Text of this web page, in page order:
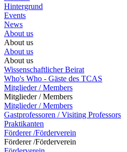
Hintergrund
Events
News
About us
About us
About us
About us
Wissenschaftlicher Beirat
Who's Who - Gäste des TCAS
Mitglieder / Members
Mitglieder / Members
Mitglieder / Members
Gastprofessoren / Visiting Professors
Praktikanten
Förderer /Förderverein
Förderer /Förderverein